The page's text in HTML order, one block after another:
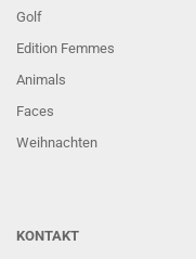
Golf
Edition Femmes
Animals
Faces
Weihnachten
KONTAKT